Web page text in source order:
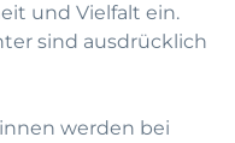
und Vielfalt ein.
sind ausdrücklich
werden bei